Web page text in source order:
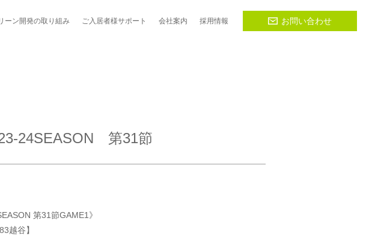
ーン開発の取り組み ご入居者様サポート 会社案内 採用情報 お問い合わせ
24SEASON 第31節
第31節GAME1》
越谷】